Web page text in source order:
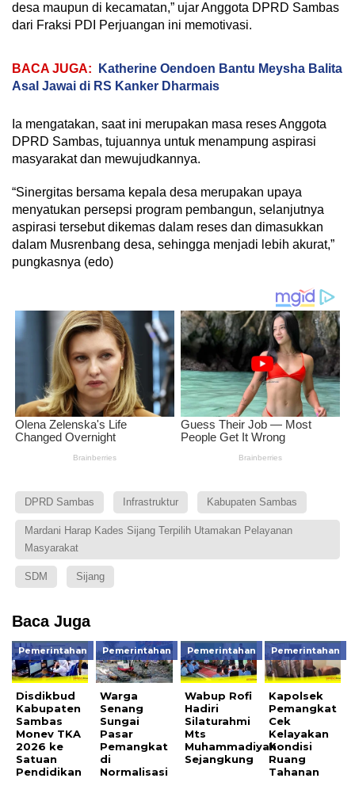
desa maupun di kecamatan,” ujar Anggota DPRD Sambas
dari Fraksi PDI Perjuangan ini memotivasi.
BACA JUGA:
Katherine Oendoen Bantu Meysha Balita
Asal Jawai di RS Kanker Dharmais
Ia mengatakan, saat ini merupakan masa reses Anggota
DPRD Sambas, tujuannya untuk menampung aspirasi
masyarakat dan mewujudkannya.
“Sinergitas bersama kepala desa merupakan upaya
menyatukan persepsi program pembangun, selanjutnya
aspirasi tersebut dikemas dalam reses dan dimasukkan
dalam Musrenbang desa, sehingga menjadi lebih akurat,”
pungkasnya (edo)
DPRD Sambas Infrastruktur Kabupaten Sambas
Mardani Harap Kades Sijang Terpilih Utamakan Pelayanan
Masyarakat
SDM Sijang
Baca Juga
Pemerintahan
Disdikbud
Kabupaten
Sambas
Monev TKA
2026 ke
Satuan
Pendidikan
Pemerintahan
Warga
Senang
Sungai
Pasar
Pemangkat
di
Normalisasi
Pemerintahan
Wabup Rofi
Hadiri
Silaturahmi
Mts
Muhammadiyah
Sejangkung
Pemerintahan
Kapolsek
Pemangkat
Cek
Kelayakan
Kondisi
Ruang
Tahanan